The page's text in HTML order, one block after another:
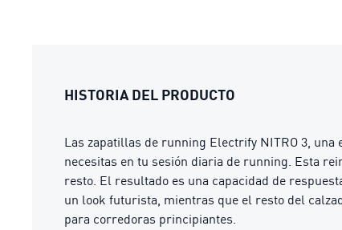
HISTORIA DEL PRODUCTO
Las zapatillas de running Electrify NITRO 3,
necesitas en tu sesión diaria de running. Esta
resto. El resultado es una capacidad de
un look futurista, mientras que el resto del
para corredoras principiantes.